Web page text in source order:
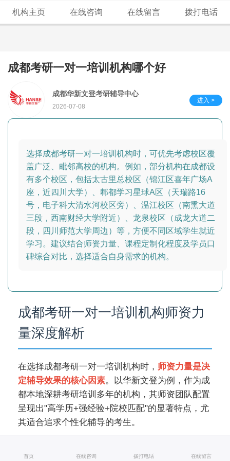
机构主页 在线咨询 在线留言 拨打电话
成都考研一对一培训机构哪个好
成都华新文登考研辅导中心
2026-07-08
进入 >
选择成都考研一对一培训机构时，可优先考虑校区覆
盖广泛、毗邻高校的机构。例如，部分机构在成都设
有多个校区，包括太古里总校区（锦江区喜年广场A
座，近四川大学）、郫都学习星球A区（天瑞路16
号，电子科大清水河校区旁）、温江校区（南熏大道
三段，西南财经大学附近）、龙泉校区（成龙大道二
段，四川师范大学周边）等，方便不同区域学生就近
学习。建议结合师资力量、课程定制化程度及学员口
碑综合对比，选择适合自身需求的机构。
成都考研一对一培训机构师资力
量深度解析
在选择成都考研一对一培训机构时， 师资力量是决
定辅导效果的核心因素。以华新文登为例，作为成
都本地深耕考研培训多年的机构，其师资团队配置
呈现出"高学历+强经验+院校匹配"的显著特点，尤
其适合追求个性化辅导的考生。
首页 在线咨询 拨打电话 在线留言